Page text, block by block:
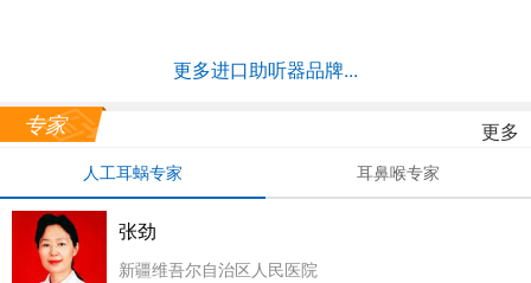
更多进口助听器品牌...
专家 更多
人工耳蜗专家 耳鼻喉专家
张劲
新疆维吾尔自治区人民医院